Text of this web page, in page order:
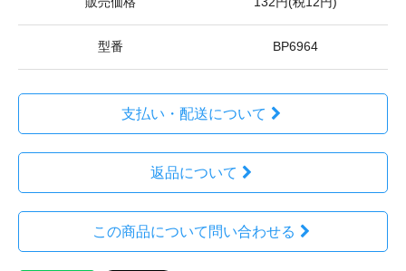
型番 BP6964
支払い・配送について
返品について
この商品について問い合わせる